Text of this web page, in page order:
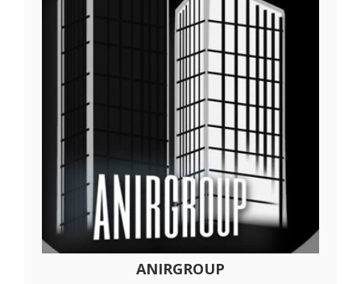
ANIRGROUP